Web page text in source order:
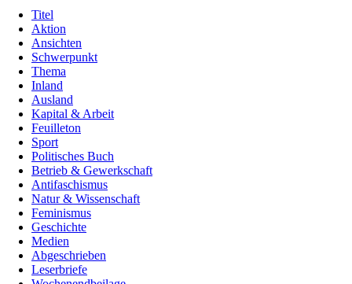
Titel
Aktion
Ansichten
Schwerpunkt
Thema
Inland
Ausland
Kapital & Arbeit
Feuilleton
Sport
Politisches Buch
Betrieb & Gewerkschaft
Antifaschismus
Natur & Wissenschaft
Feminismus
Geschichte
Medien
Abgeschrieben
Leserbriefe